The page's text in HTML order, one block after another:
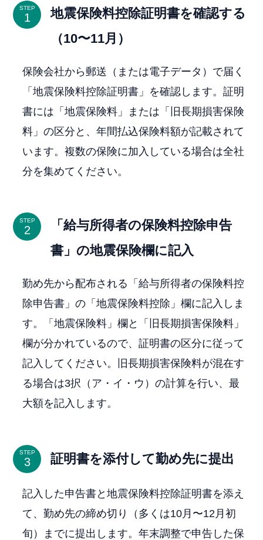
STEP
地震保険料控除証明書を確認する
（10〜11月）
保険会社から郵送（または電子データ）で届く
「地震保険料控除証明書」を確認します。証明
書には「地震保険料」または「旧長期損害保険
料」の区分と、年間払込保険料額が記載されて
います。複数の保険に加入している場合は全社
分を集めてください。
STEP
「給与所得者の保険料控除申告
書」の地震保険欄に記入
勤め先から配布される「給与所得者の保険料控
除申告書」の「地震保険料控除」欄に記入しま
す。「地震保険料」欄と「旧長期損害保険料」
欄が分かれているので、証明書の区分に従って
記入してください。旧長期損害保険料が混在す
る場合は3択（ア・イ・ウ）の計算を行い、最
大額を記入します。
STEP 証明書を添付して勤め先に提出
記入した申告書と地震保険料控除証明書を添え
て、勤め先の締め切り（多くは10月〜12月初
旬）までに提出します。年末調整で申告した保